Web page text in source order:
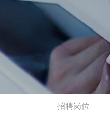
招聘岗位